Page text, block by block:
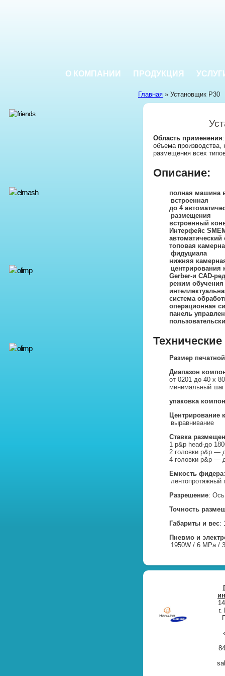
О КОМПАНИИ ПРОДУКЦИЯ
Главная » Установщик P30
Область применения
объема
размещения всех
Описание:
полная машина
встроенная
до 4
размещения
встроенный
Интерфейс
топовая
фидуциала
нижняя
центрирования
Gerber-и CAD-
режим обучения
система
операционная
панель
Размер
Диапазон
от 0201 до 40 x
минимальный
упаковка
Центрирование
выравнивание
Ставка
1 p&p head-до
2 головки p&p —
4 головки p&p —
Емкость фидера
лентопротяжный
Разрешение:
Точность
Габариты и вес:
Пневмо и
1950W / 6 MPa /